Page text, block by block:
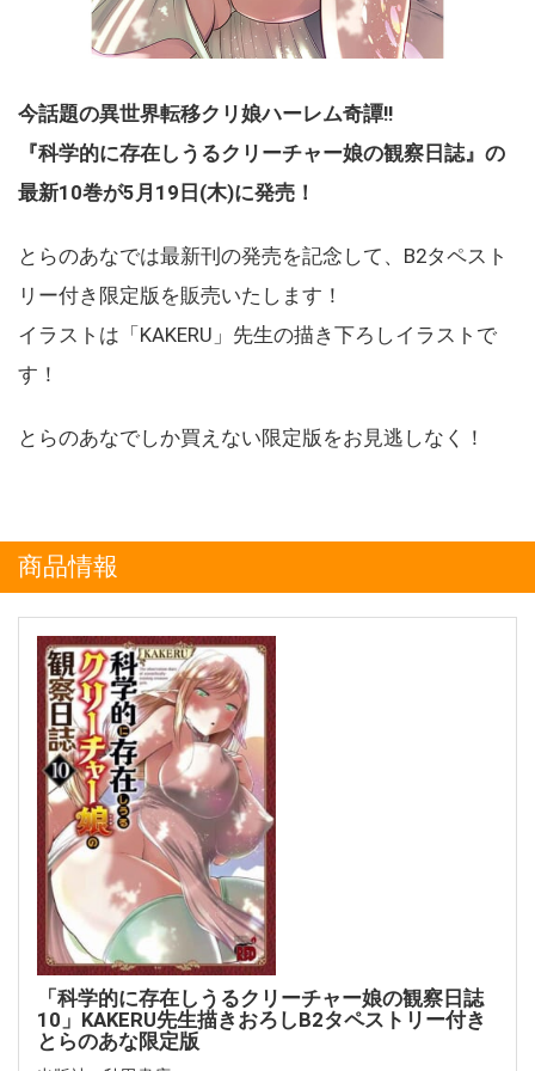
今話題の異世界転移クリ娘ハーレム奇譚!!
『科学的に存在しうるクリーチャー娘の観察日誌』の
最新10巻が5月19日(木)に発売！
とらのあなでは最新刊の発売を記念して、B2タペスト
リー付き限定版を販売いたします！
イラストは「KAKERU」先生の描き下ろしイラストで
す！
とらのあなでしか買えない限定版をお見逃しなく！
商品情報
「科学的に存在しうるクリーチャー娘の観察日誌
10」KAKERU先生描きおろしB2タペストリー付き
とらのあな限定版